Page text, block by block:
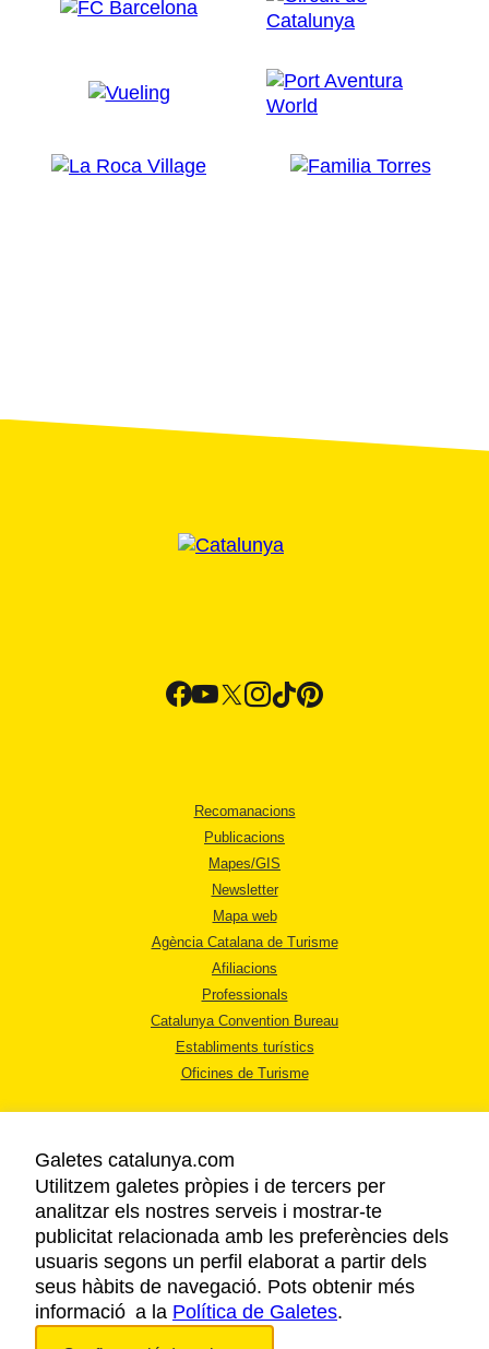
Recomanacions
Publicacions
Mapes/GIS
Newsletter
Mapa web
Agència Catalana de Turisme
Afiliacions
Professionals
Catalunya Convention Bureau
Establiments turístics
Oficines de Turisme
AVÍS LEGAL
POLÍTICA DE PRIVACITAT
COOKIES
ACCESSIBILITAT
Galetes catalunya.com
Utilitzem galetes pròpies i de tercers per
analitzar els nostres serveis i mostrar-te
publicitat relacionada amb les preferències dels
usuaris segons un perfil elaborat a partir dels
seus hàbits de navegació. Pots obtenir més
informació a la Política de Galetes.